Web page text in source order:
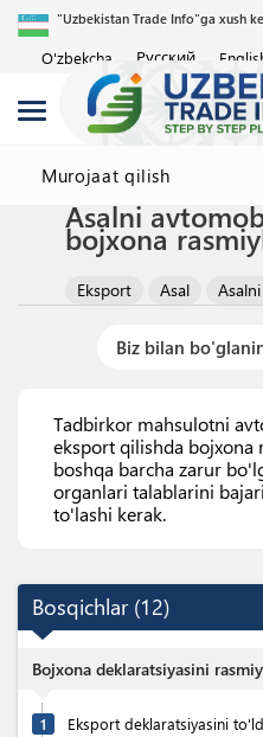
"Uzbekistan Trade Info"ga xush
O'zbekcha Русский
Murojaat qilish
Asalni
bojxona
Eksport Asal
Biz bilan
Tadbirkor mahsulotni
eksport qilishda bojxona
boshqa barcha zarur
organlari talablarini
to'lashi kerak.
Bosqichlar (12)
Bojxona deklaratsiyasini
1 Eksport deklaratsiyasini